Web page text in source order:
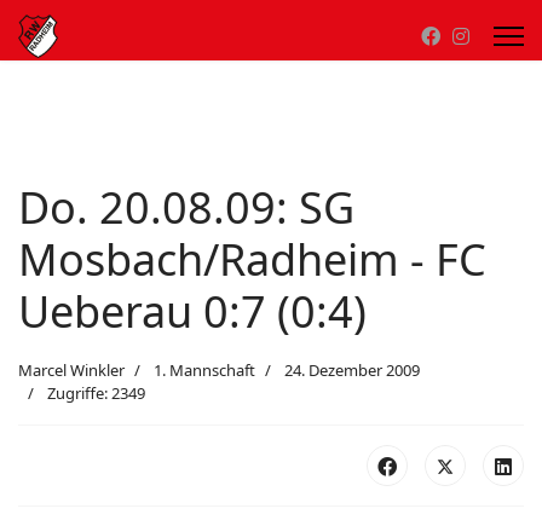
Do. 20.08.09: SG
Mosbach/Radheim - FC
Ueberau 0:7 (0:4)
Marcel Winkler 1. Mannschaft
24. Dezember 2009
Zugriffe: 2349